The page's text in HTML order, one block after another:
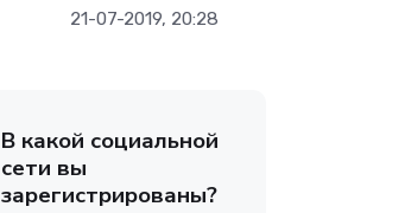
21-07-2019, 20:28
В какой социальной
сети вы
зарегистрированы?